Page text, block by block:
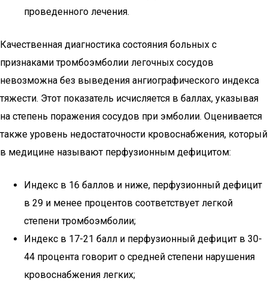
проведенного лечения.
Качественная диагностика состояния больных с
признаками тромбоэмболии легочных сосудов
невозможна без выведения ангиографического индекса
тяжести. Этот показатель исчисляется в баллах, указывая
на степень поражения сосудов при эмболии. Оценивается
также уровень недостаточности кровоснабжения, который
в медицине называют перфузионным дефицитом:
Индекс в 16 баллов и ниже, перфузионный дефицит
в 29 и менее процентов соответствует легкой
степени тромбоэмболии;
Индекс в 17-21 балл и перфузионный дефицит в 30-
44 процента говорит о средней степени нарушения
кровоснабжения легких;